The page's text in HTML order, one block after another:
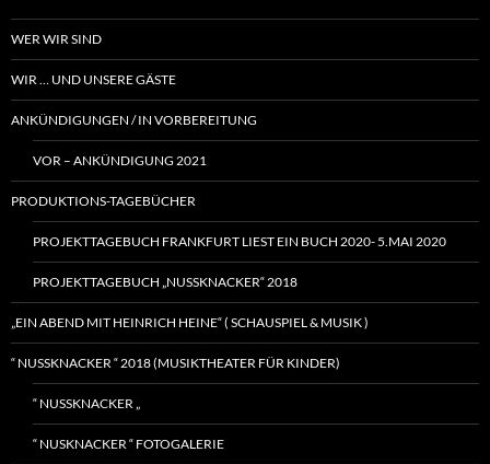
WER WIR SIND
WIR … UND UNSERE GÄSTE
ANKÜNDIGUNGEN / IN VORBEREITUNG
VOR – ANKÜNDIGUNG 2021
PRODUKTIONS-TAGEBÜCHER
PROJEKTTAGEBUCH FRANKFURT LIEST EIN BUCH 2020- 5.MAI 2020
PROJEKTTAGEBUCH „NUSSKNACKER“ 2018
„EIN ABEND MIT HEINRICH HEINE“ ( SCHAUSPIEL & MUSIK )
“ NUSSKNACKER “ 2018 (MUSIKTHEATER FÜR KINDER)
“ NUSSKNACKER „
“ NUSKNACKER “ FOTOGALERIE